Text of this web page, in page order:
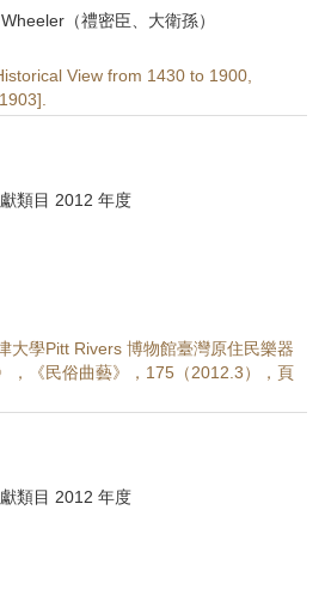
（禮密臣、大衛孫）
View from 1430 to 1900,
類目 2012 年度
大學Pitt Rivers 博物館臺灣原住民樂器
，《民俗曲藝》，175（2012.3），頁
類目 2012 年度